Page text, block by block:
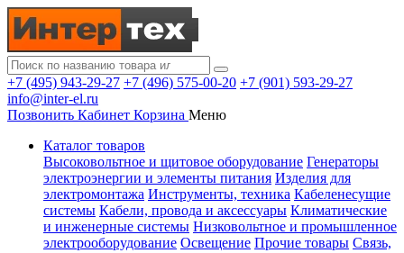
+7 (495) 943-29-27 +7 (496) 575-00-20 +7 (901) 593-29-27
info@inter-el.ru
Позвонить Кабинет Корзина Меню
Каталог товаров
Высоковольтное и щитовое оборудование Генераторы
электроэнергии и элементы питания Изделия для
электромонтажа Инструменты, техника Кабеленесущие
системы Кабели, провода и аксессуары Климатические
и инженерные системы Низковольтное и промышленное
электрооборудование Освещение Прочие товары Связь,